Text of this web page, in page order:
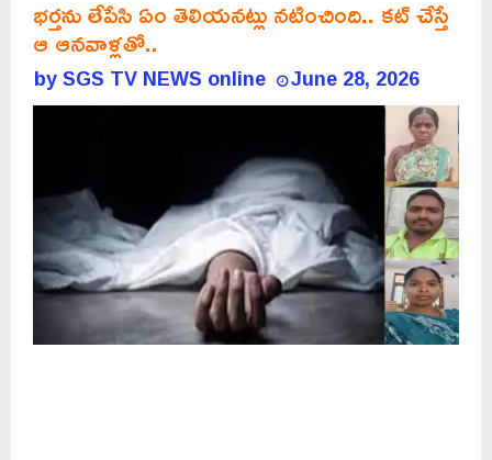
భర్తను లేపేసి ఏం తెలియనట్లు నటించింది.. కట్‌ చేస్తే
ఆ ఆనవాళ్లతో..
bySGS TV NEWS online June 28, 2026